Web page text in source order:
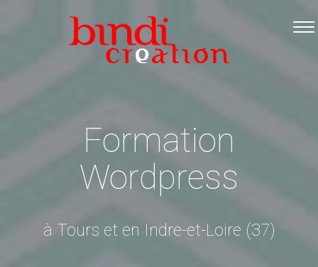
Accueil
Les formations
Infos pratiques
Contact
Formation
Wordpress
à Tours et en Indre-et-Loire (37)